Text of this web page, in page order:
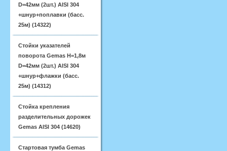
D=42мм (2шт.) AISI 304
+шнур+поплавки (басс.
25м) (14322)
Стойки указателей
поворота Gemas H=1,8м
D=42мм (2шт.) AISI 304
+шнур+флажки (басс.
25м) (14312)
Стойка крепления
разделительных дорожек
Gemas AISI 304 (14620)
Стартовая тумба Gemas